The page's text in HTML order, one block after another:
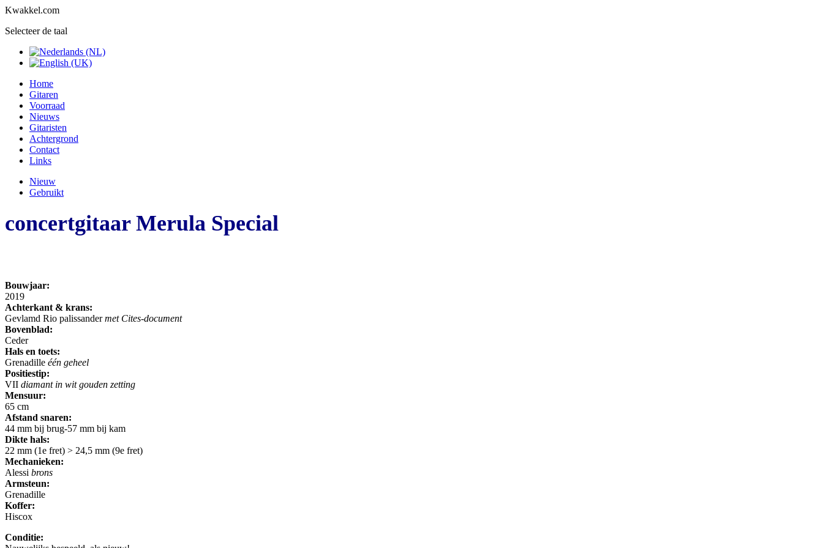
Kwakkel.com
Selecteer de taal
Home
Gitaren
Voorraad
Nieuws
Gitaristen
Achtergrond
Contact
Links
Nieuw
Gebruikt
concertgitaar Merula Special
Bouwjaar:
2019
Achterkant & krans:
Gevlamd Rio palissandermet Cites-document
Bovenblad:
Ceder
Hals en toets:
Grenadille één geheel
Positiestip:
VII diamant in wit gouden zetting
Mensuur:
65 cm
Afstand snaren:
44 mm bij brug-57 mm bij kam
Dikte hals:
22 mm (1e fret) > 24,5 mm (9e fret)
Mechanieken:
Alessi brons
Armsteun:
Grenadille
Koffer:
Hiscox
Conditie: